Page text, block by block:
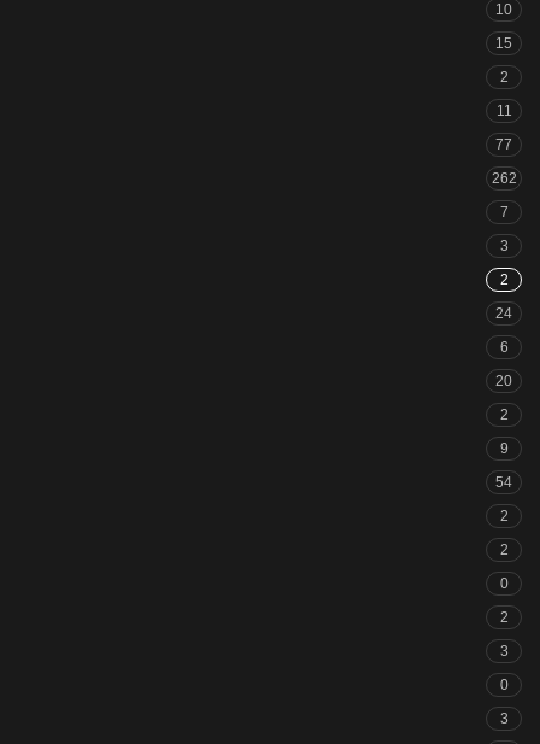
10
15
2
11
77
262
7
3
2
24
6
20
2
9
54
2
2
0
2
3
0
3